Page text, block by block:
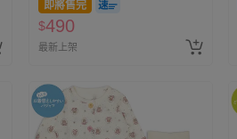
即將售完
$490
最新上架